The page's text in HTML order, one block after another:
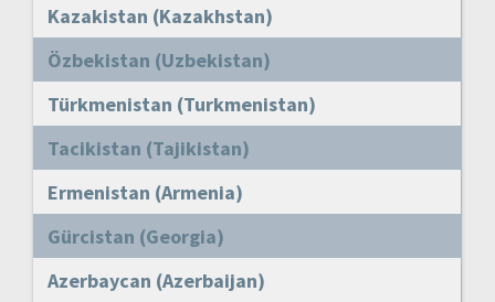
Kazakistan (Kazakhstan)
Özbekistan (Uzbekistan)
Türkmenistan (Turkmenistan)
Tacikistan (Tajikistan)
Ermenistan (Armenia)
Gürcistan (Georgia)
Azerbaycan (Azerbaijan)